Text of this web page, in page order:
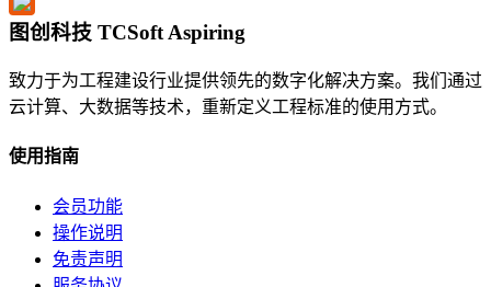
图创科技 TCSoft Aspiring
致力于为工程建设行业提供领先的数字化解决方案。我们通过
云计算、大数据等技术，重新定义工程标准的使用方式。
使用指南
会员功能
操作说明
免责声明